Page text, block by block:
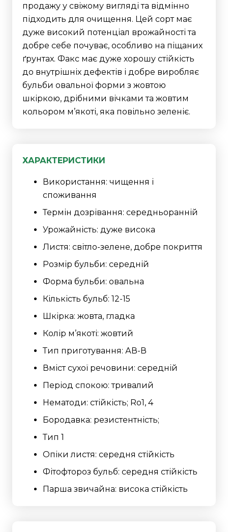
продажу у свіжому вигляді та відмінно
підходить для очищення. Цей сорт має
дуже високий потенціал врожайності та
добре себе почуває, особливо на піщаних
ґрунтах. Факс має дуже хорошу стійкість
до внутрішніх дефектів і добре виробляє
бульби овальної форми з жовтою
шкіркою, дрібними вічками та жовтим
кольором м’якоті, яка повільно зеленіє.
ХАРАКТЕРИСТИКИ
Використання: чищення і
споживання
Термін дозрівання: середньоранній
Урожайність: дуже висока
Листя: світло-зелене, добре покриття
Розмір бульби: середній
Форма бульби: овальна
Кількість бульб: 12-15
Шкірка: жовта, гладка
Колір м’якоті: жовтий
Тип приготування: АВ-В
Вміст сухої речовини: середній
Період спокою: тривалий
Нематоди: стійкість; Ro1, 4
Бородавка: резистентність;
Тип 1
Опіки листя: середня стійкість
Фітофтороз бульб: середня стійкість
Парша звичайна: висока стійкість